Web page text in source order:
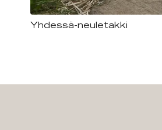
Yhdessä-neuletakki